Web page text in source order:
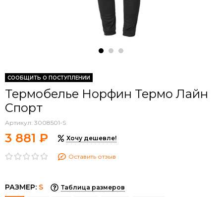
СООБЩИТЬ О ПОСТУПЛЕНИИ
Термобелье Норфин Термо Лайн
Спорт
Артикул: 3008501-S
3 881 ₽ Хочу дешевле!
Оставить отзыв
РАЗМЕР: S Таблица размеров